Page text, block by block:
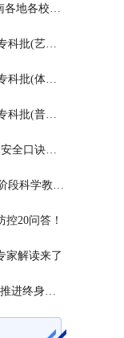
“防”住风险，“溺”止于未然！湖南各地各校打响防溺水“保卫战”
湖南省2026年普通高校招生高职专科批(艺术类)第一次投档分数线
湖南省2026年普通高校招生高职专科批(体育类)第一次投档分数线
湖南省2026年普通高校招生高职专科批(普通类)第一次投档分数线
划重点！夏日防溺水“365”原则和安全口诀一起学
教育部发布指南，开展义务教育阶段科学教育“做中学”领航行动
20问答！
家解读来了
高山到湖南开放大学调研时强调 推进终身教育发展 在服务学习型社会建设中走好转型升级发展之路